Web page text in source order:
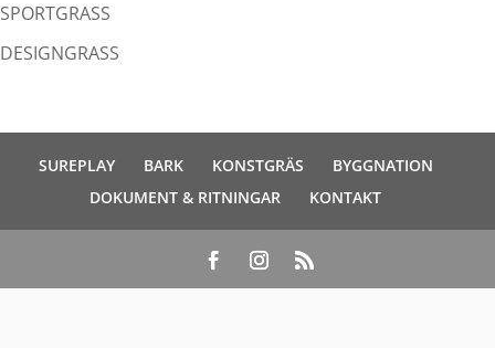
SPORTGRASS
DESIGNGRASS
SUREPLAY BARK KONSTGRÄS
BYGGNATION
DOKUMENT & RITNINGAR
KONTAKT